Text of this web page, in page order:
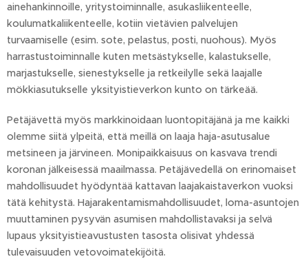
ainehankinnoille, yritystoiminnalle, asukasliikenteelle,
koulumatkaliikenteelle, kotiin vietävien palvelujen
turvaamiselle (esim. sote, pelastus, posti, nuohous). Myös
harrastustoiminnalle kuten metsästykselle, kalastukselle,
marjastukselle, sienestykselle ja retkeilylle sekä laajalle
mökkiasutukselle yksityistieverkon kunto on tärkeää.
Petäjävettä myös markkinoidaan luontopitäjänä ja me kaikki
olemme siitä ylpeitä, että meillä on laaja haja-asutusalue
metsineen ja järvineen. Monipaikkaisuus on kasvava trendi
koronan jälkeisessä maailmassa. Petäjävedellä on erinomaiset
mahdollisuudet hyödyntää kattavan laajakaistaverkon vuoksi
tätä kehitystä. Hajarakentamismahdollisuudet, loma-asuntojen
muuttaminen pysyvän asumisen mahdollistavaksi ja selvä
lupaus yksityistieavustusten tasosta olisivat yhdessä
tulevaisuuden vetovoimatekijöitä.